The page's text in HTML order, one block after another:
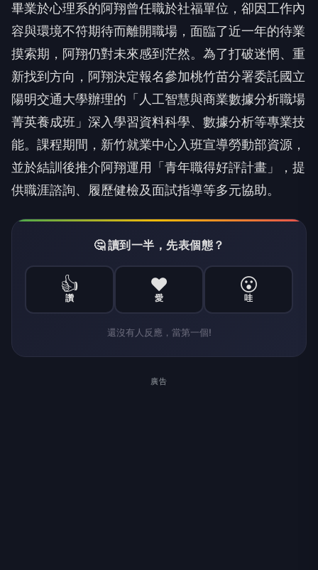
畢業於心理系的阿翔曾任職於社福單位，卻因工作內
容與環境不符期待而離開職場，面臨了近一年的待業
摸索期，阿翔仍對未來感到茫然。為了打破迷惘、重
新找到方向，阿翔決定報名參加桃竹苗分署委託國立
陽明交通大學辦理的「人工智慧與商業數據分析職場
菁英養成班」深入學習資料科學、數據分析等專業技
能。課程期間，新竹就業中心入班宣導勞動部資源，
並於結訓後推介阿翔運用「青年職得好評計畫」，提
供職涯諮詢、履歷健檢及面試指導等多元協助。
🤔 讀到一半，先表個態？
👍
讚
❤️
愛
😮
哇
還沒有人反應，當第一個!
廣告